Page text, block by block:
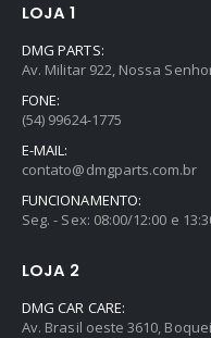
LOJA 1
DMG PARTS:
Av. Militar 922, Nossa
FONE:
(54) 99624-1775
E-MAIL:
contato@dmgparts.com.br
FUNCIONAMENTO:
Seg. - Sex: 08:00/12:00 e
LOJA 2
DMG CAR CARE:
Av. Brasil oeste 3610,